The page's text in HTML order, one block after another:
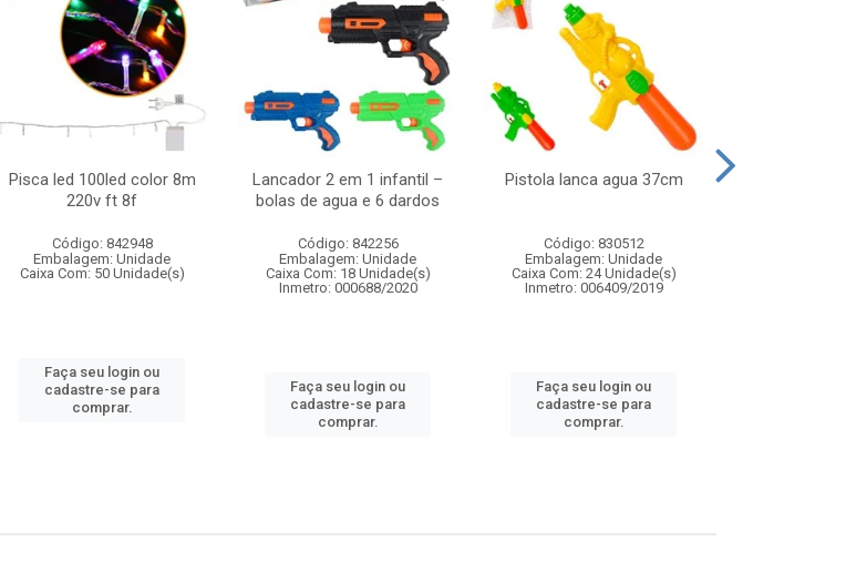
Pisca led 100led color 8m
220v ft 8f
Código: 842948
Embalagem: Unidade
Caixa Com: 50 Unidade(s)
Faça seu login ou
cadastre-se para
comprar.
Lancador 2 em 1 infantil –
bolas de agua e 6 dardos
Código: 842256
Embalagem: Unidade
Caixa Com: 18 Unidade(s)
Inmetro: 000688/2020
Faça seu login ou
cadastre-se para
comprar.
Pistola lanca agua 37cm
Código: 830512
Embalagem: Unidade
Caixa Com: 24 Unidade(s)
Inmetro: 006409/2019
Faça seu login ou
cadastre-se para
comprar.